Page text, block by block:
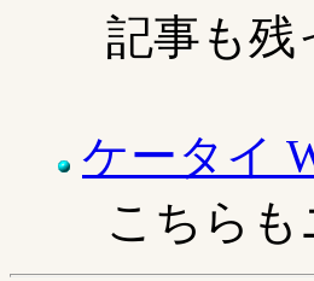
記事も残
ケータイ
こちら